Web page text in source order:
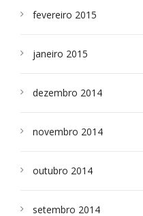
fevereiro 2015
janeiro 2015
dezembro 2014
novembro 2014
outubro 2014
setembro 2014